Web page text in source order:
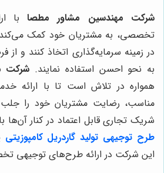
شرکت مهندسین مشاور مطصابا
تخصصی، به مشتریان خود کمک می‌کند
در زمینه سرمایه‌گذاری اتخاذ کنند و از
به نحو احسن استفاده نمایند. شرکت
همواره در تلاش است تا با ارائه
مناسب، رضایت مشتریان خود را
شریک تجاری قابل اعتماد در کنار آن‌ها
طرح توجیهی تولید گاردریل کامپوزیتی
این شرکت در ارائه طرح‌های توجیهی